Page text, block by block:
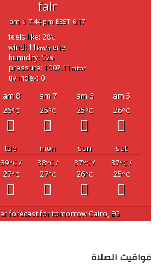
fair
6:17 am
7:44 pm EEST
feels like: 28°c
wind: 11 km/h ene
humidity: 52%
pressure: 1007.11 mbar
uv index: 0
5 am
6 am
7 am
8 am
26°C
25°C
25°C
26°C
sat
sun
mon
tue
37°C/
25°C
37°C/
26°C
38°C/
27°C
39°C/
27°C
Cairo, EG
weather forecast for tomorrow ▸
مواقيت الصلاة